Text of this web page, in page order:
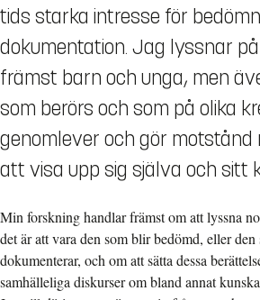
tids starka intresse för
dokumentation. Jag lyssnar
främst barn och unga, men
som berörs och som på olika
genomlever och gör motstånd
att visa upp sig själva och sitt
Min forskning handlar främst om att lyssna
det är att vara den som blir bedömd, eller den
dokumenterar, och om att sätta dessa
samhälleliga diskurser om bland annat